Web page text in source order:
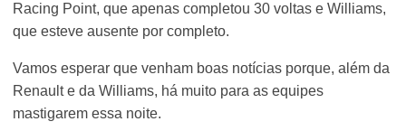
Racing Point, que apenas completou 30 voltas e Williams,
que esteve ausente por completo.
Vamos esperar que venham boas notícias porque, além da
Renault e da Williams, há muito para as equipes
mastigarem essa noite.